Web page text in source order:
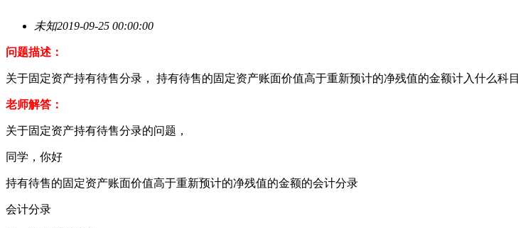
未知2019-09-25 00:00:00
问题描述：
关于固定资产持有待售分录， 持有待售的固定资产账面价值高于重新预计的净残值的金额计入什么科目
老师解答：
关于固定资产持有待售分录的问题，
同学，你好
持有待售的固定资产账面价值高于重新预计的净残值的金额的会计分录
会计分录